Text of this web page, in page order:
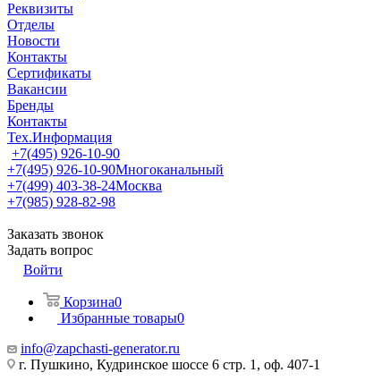
Реквизиты
Отделы
Новости
Контакты
Сертификаты
Вакансии
Бренды
Контакты
Тех.Информация
+7(495) 926-10-90
+7(495) 926-10-90Многоканальный
+7(499) 403-38-24Москва
+7(985) 928-82-98
Заказать звонок
Задать вопрос
Войти
Корзина0
Избранные товары0
info@zapchasti-generator.ru
г. Пушкино, Кудринское шоссе 6 стр. 1, оф. 407-1